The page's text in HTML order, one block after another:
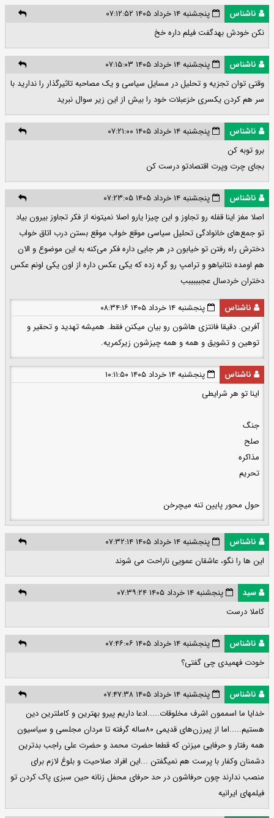
ناشناس
پنجشنبه ۱۴ خرداد ۱۴۰۵ ۰۷:۱۲:۵۲
نکن خودش بهدگفت فیلم داره خخ
ناشناس
پنجشنبه ۱۴ خرداد ۱۴۰۵ ۰۷:۱۵:۰۳
وقتی توان تجزیه و تحلیل در مسایل سیاسی و یک مصاحبه تاثیرگذار را ندارید با
سر هم کردن یکسری خزعبلات خود را بیش از این زیر سوال نبرید
ناشناس
پنجشنبه ۱۴ خرداد ۱۴۰۵ ۰۷:۲۱:۰۰
برو توبه کن
بجای چرت وپرت اقتصادتو درست کن
ناشناس
پنجشنبه ۱۴ خرداد ۱۴۰۵ ۰۷:۲۳:۰۵
اصلا مغز اینا قفله رو تجاوز و این چیزا یارو اصلا نمیتونه از فکر تجاوز بیرون بیاد
تو جمع‌های خانوادگی تحلیل سیاسی موقع خواب موقع بستن درب اتاق خواب
دخترش راه رفتن تو خیابون در هر جایی داره فکر می‌کنه به این موضوع و الان
هم اومده نتانیاهو و ترامپ رو گره زده که یکی عکس داره از اون یکی اونم عکس
دختران خردسال عجبببببب
ناشناس
پنجشنبه ۱۴ خرداد ۱۴۰۵ ۰۸:۳۴:۱۶
آفرین. دقیقا فانتزی هاشون رو بیان میکنن فقط. همیشه تهدید و تحقیر و
توهین و تشویق و همه و همه چیزشون زیرکمریه.
ناشناس
پنجشنبه ۱۴ خرداد ۱۴۰۵ ۱۰:۱۱:۵۰
اینا تو هر شرایطی
جنگ
صلح
مذاکره
تحریم
حول محور پایین تنه میچرخن
ناشناس
پنجشنبه ۱۴ خرداد ۱۴۰۵ ۰۷:۳۲:۱۴
این ها را نگو، عاشقان عمویی ناراحت می شوند
سید
پنجشنبه ۱۴ خرداد ۱۴۰۵ ۰۷:۳۹:۲۴
کاملا درست
ناشناس
پنجشنبه ۱۴ خرداد ۱۴۰۵ ۰۷:۴۶:۰۶
خودت فهمیدی چی گفتی؟
ناشناس
پنجشنبه ۱۴ خرداد ۱۴۰۵ ۰۷:۴۷:۳۸
خدایا ما اسممون اشرف مخلوقات.....ادعا داریم پیرو بهترین و کاملترین دین
هستیم.....اما از پیرزن‌های قدیمی ۸۰ساله گرفته تا مردان مجلسی و سیاسیون
همه رفتار و حرفایی میزنن که قطعا حضرت محمد و حضرت علی راجب بدترین
دشمنان و‌کفار با پرست هم نمیگفتن ...این افراد صلاحیت و بلوغ لازم برای
منصب ندارند چون حرفاشون در حد حرفای محفل زنانه حین سبزی پاک کردن تو
فیلمهای ایرانیه